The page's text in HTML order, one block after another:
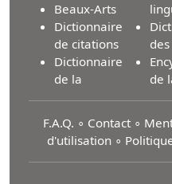
Beaux-Arts
Dictionnaire
de citations
Dictionnaire
de la
de
F.A.Q. ∘ Contact ∘
d'utilisation ∘